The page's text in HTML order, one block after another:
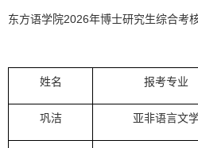
东方语学院2026年博士研究生综合考
姓名 报考专业
巩洁 亚非语言文